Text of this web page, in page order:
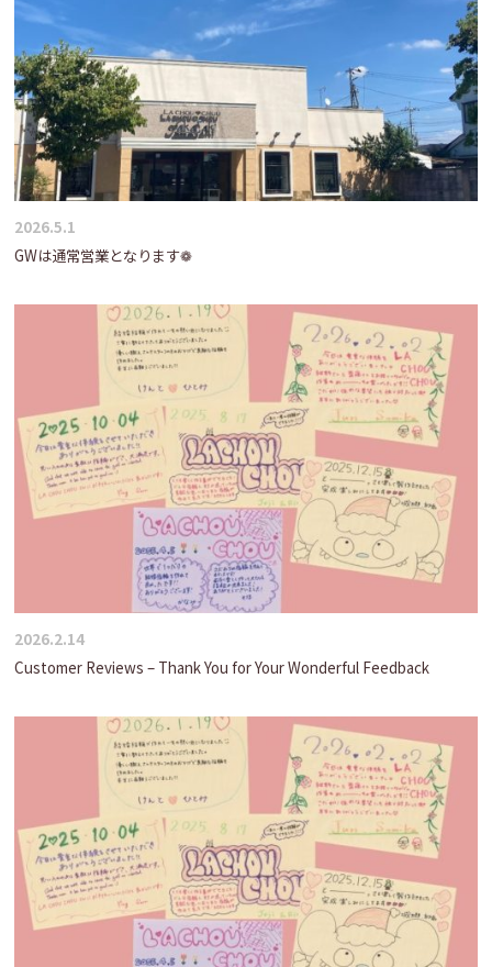
2026.5.1
GWは通常営業となります❁
2026.2.14
Customer Reviews – Thank You for Your Wonderful Feedback